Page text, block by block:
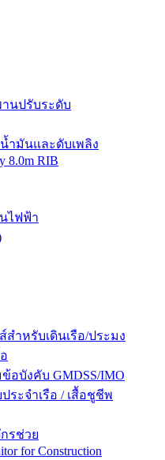
านปรับระดับ
ำมันและดับเพลิง
8.0m RIB
ไฟฟ้า
สำหรับเดินเรือ/ประมง
อบังคับ GMDSS/IMO
ะจำเรือ / เสื้อชูชีพ
รช่วย
for Construction